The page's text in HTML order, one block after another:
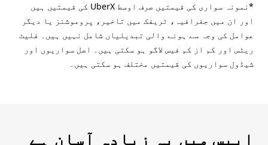
*نمونہ سواری کی قیمتیں صرف اوسط UberX کی قیمتیں ہیں
اور ان میں جغرافیہ، ٹریفک میں تاخیر، پروموشنز یا دیگر
عوامل کی وجہ سے ہونے والی تبدیلیاں شامل نہیں ہیں۔ فلیٹ
ریٹس اور کم از کم فیس لاگو ہو سکتی ہیں۔ اصل سواریوں اور
شیڈول سواریوں کی قیمتیں مختلف ہو سکتی ہیں۔
ایپس میں یہ زیادہ آسان ہے